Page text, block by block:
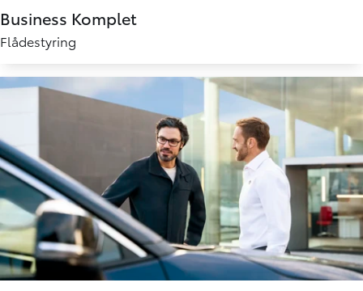
Business Komplet
Flådestyring